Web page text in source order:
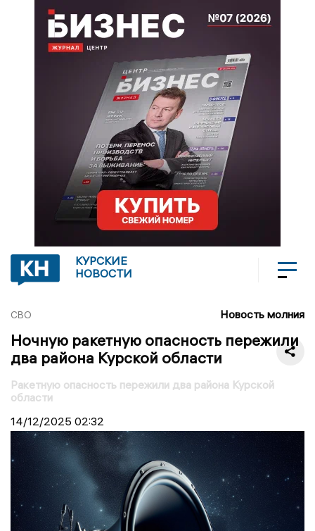
КУРСКИЕ
НОВОСТИ
СВО Новость молния
Ночную ракетную опасность пережили
два района Курской области
Ракетную опасность пережили два района Курской
области
14/12/2025 02:32